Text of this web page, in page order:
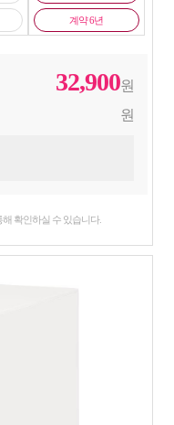
계약 6년
32,900원
원
확인하실 수 있습니다.